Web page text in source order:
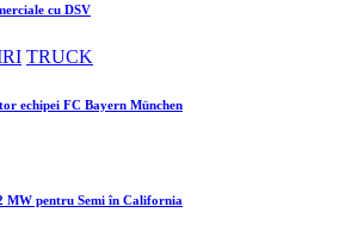
cu DSV
TRUCK
echipei FC Bayern München
MW pentru Semi în California